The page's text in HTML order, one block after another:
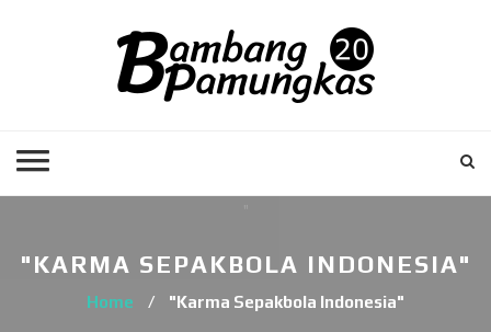
"KARMA SEPAKBOLA INDONESIA"
Home / "Karma Sepakbola Indonesia"